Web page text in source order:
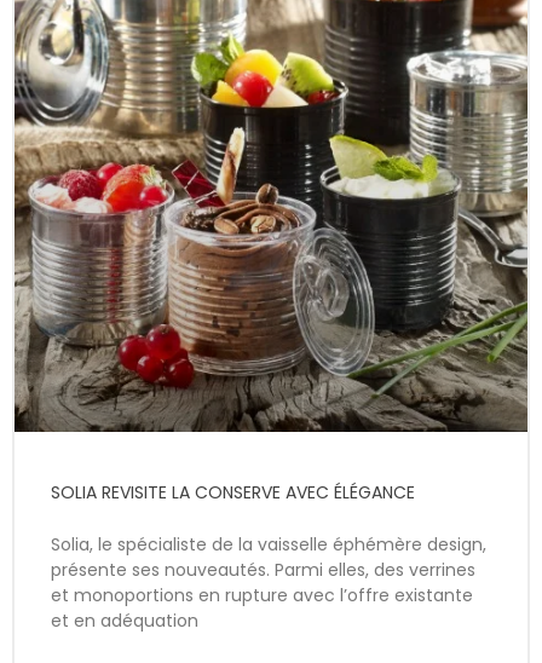
SOLIA REVISITE LA CONSERVE AVEC ÉLÉGANCE
Solia, le spécialiste de la vaisselle éphémère design,
présente ses nouveautés. Parmi elles, des verrines
et monoportions en rupture avec l’offre existante
et en adéquation